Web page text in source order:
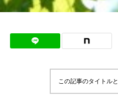
この記事のタイトル